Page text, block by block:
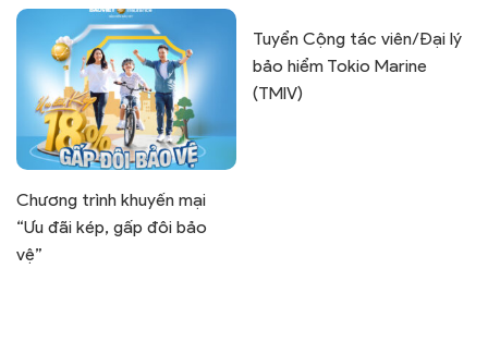
Chương trình khuyến mại
“Ưu đãi kép, gấp đôi bảo
vệ”
Tuyển Cộng tác viên/Đại lý
bảo hiểm Tokio Marine
(TMIV)